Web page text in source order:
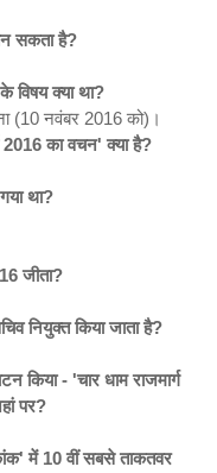
सकता है?
विषय क्या था?
(10 नवंबर 2016 को)।
2016 का वचन' क्या है?
था?
जीता?
नियुक्त किया जाता है?
किया - 'चार धाम राजमार्ग
पर?
में 10 वीं सबसे ताकतवर